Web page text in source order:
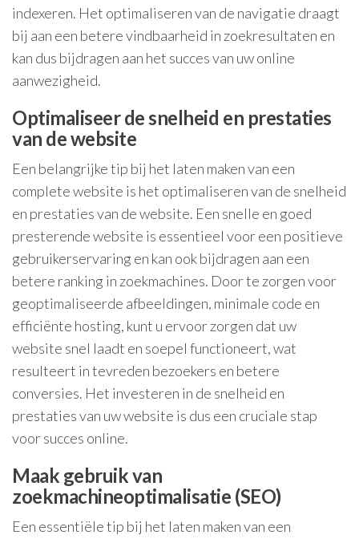
indexeren. Het optimaliseren van de navigatie draagt
bij aan een betere vindbaarheid in zoekresultaten en
kan dus bijdragen aan het succes van uw online
aanwezigheid.
Optimaliseer de snelheid en prestaties
van de website
Een belangrijke tip bij het laten maken van een
complete website is het optimaliseren van de snelheid
en prestaties van de website. Een snelle en goed
presterende website is essentieel voor een positieve
gebruikerservaring en kan ook bijdragen aan een
betere ranking in zoekmachines. Door te zorgen voor
geoptimaliseerde afbeeldingen, minimale code en
efficiënte hosting, kunt u ervoor zorgen dat uw
website snel laadt en soepel functioneert, wat
resulteert in tevreden bezoekers en betere
conversies. Het investeren in de snelheid en
prestaties van uw website is dus een cruciale stap
voor succes online.
Maak gebruik van
zoekmachineoptimalisatie (SEO)
Een essentiële tip bij het laten maken van een